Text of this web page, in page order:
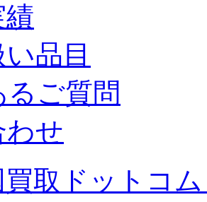
績
品目
るご質問
わせ
買取ドットコ